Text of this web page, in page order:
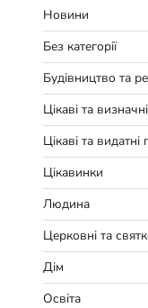
Новини
Без категорії
Будівництво та
Цікаві та
Цікаві та видатні
Цікавинки
Людина
Церковні та
Дім
Освіта